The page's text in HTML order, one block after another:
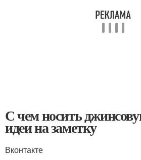
С чем носить
идеи на заметку
Вконтакте